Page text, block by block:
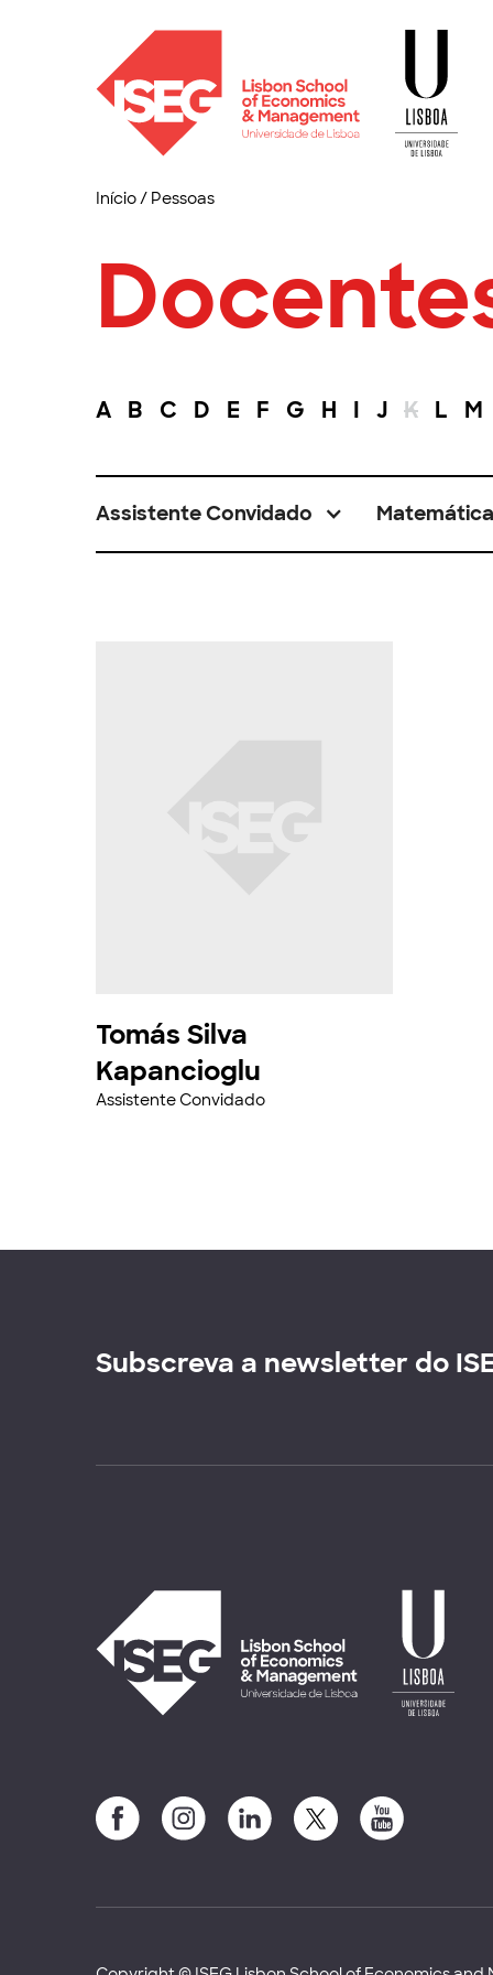
Início/ Pessoas
A B C D E F G H I J K L M
Assistente Convidado Matemática
Tomás Silva
Kapancioglu
Assistente Convidado
Subscreva a newsletter do